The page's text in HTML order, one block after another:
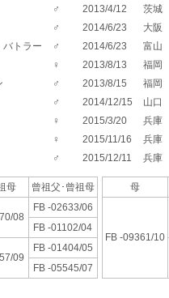
♂ 2013/4/12 茨城
♂ 2014/6/23 大阪
バトラー ♂ 2014/6/23 富山
♀ 2013/8/13 福岡
♂ 2013/8/15 福岡
♂ 2014/12/15 山口
♀ 2015/3/20 兵庫
♀ 2015/11/16 兵庫
♂ 2015/12/11 兵庫
母 曾祖父･ 曾祖母
08
FB -02633/06
FB -01102/04
09
FB -01404/05
FB -05545/07
母
FB -09361/10